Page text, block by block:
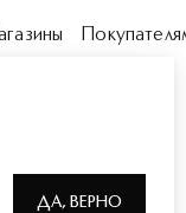
ДА, ВЕРНО